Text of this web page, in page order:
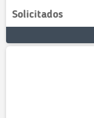
Solicitados